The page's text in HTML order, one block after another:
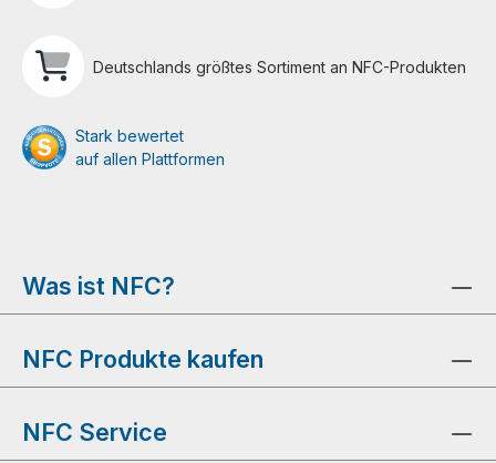
Deutschlands größtes Sortiment an NFC-Produkten
Stark bewertet
auf allen Plattformen
Was ist NFC?
NFC Produkte kaufen
NFC Service